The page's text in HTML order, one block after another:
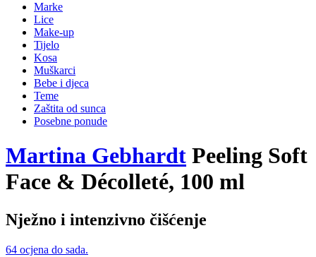
Marke
Lice
Make-up
Tijelo
Kosa
Muškarci
Bebe i djeca
Teme
Zaštita od sunca
Posebne ponude
Martina Gebhardt Peeling Soft
Face & Décolleté, 100 ml
Nježno i intenzivno čišćenje
64 ocjena do sada.